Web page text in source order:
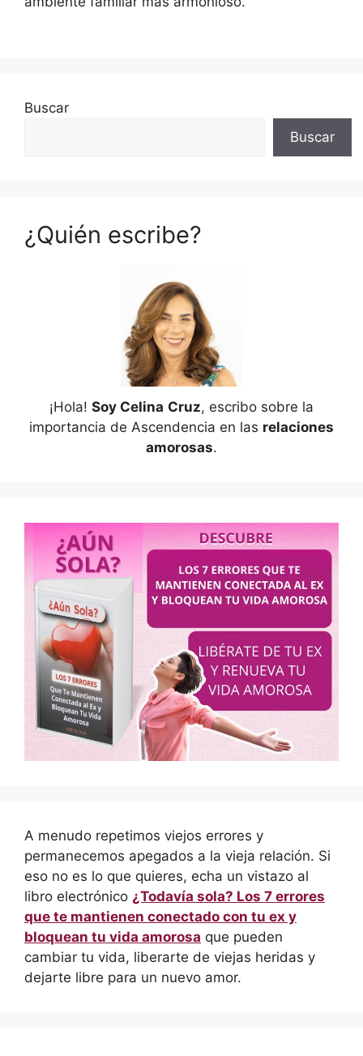
Buscar
Buscar
¿Quién escribe?
¡Hola! Soy Celina Cruz, escribo sobre la
importancia de Ascendencia en las relaciones
amorosas.
A menudo repetimos viejos errores y
permanecemos apegados a la vieja relación. Si
eso no es lo que quieres, echa un vistazo al
libro electrónico ¿Todavía sola? Los 7 errores
que te mantienen conectado con tu ex y
bloquean tu vida amorosa que pueden
cambiar tu vida, liberarte de viejas heridas y
dejarte libre para un nuevo amor.